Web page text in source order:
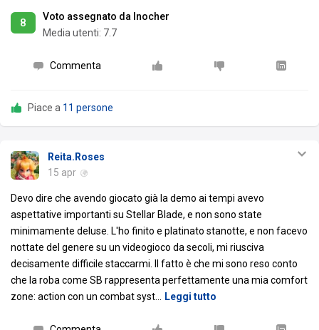
8
Voto assegnato da Inocher
Media utenti: 7.7
Commenta
Piace a 11 persone
Reita.Roses
15 apr
Devo dire che avendo giocato già la demo ai tempi avevo
aspettative importanti su Stellar Blade, e non sono state
minimamente deluse. L'ho finito e platinato stanotte, e non facevo
nottate del genere su un videogioco da secoli, mi riusciva
decisamente difficile staccarmi. Il fatto è che mi sono reso conto
che la roba come SB rappresenta perfettamente una mia comfort
zone: action con un combat syst
Leggi tutto